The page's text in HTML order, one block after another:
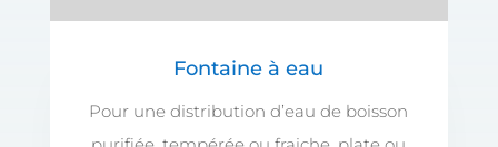
Fontaine à eau
Pour une distribution d’eau de boisson